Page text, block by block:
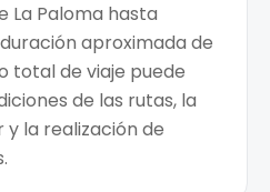
La Paloma hasta
aproximada de
total de viaje puede
de las rutas, la
la realización de